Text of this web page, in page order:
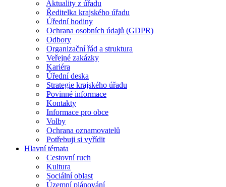
Aktuality z úřadu
Ředitelka krajského úřadu
Úřední hodiny
Ochrana osobních údajů (GDPR)
Odbory
Organizační řád a struktura
Veřejné zakázky
Kariéra
Úřední deska
Strategie krajského úřadu
Povinné informace
Kontakty
Informace pro obce
Volby
Ochrana oznamovatelů
Potřebuji si vyřídit
Hlavní témata
Cestovní ruch
Kultura
Sociální oblast
Územní plánování